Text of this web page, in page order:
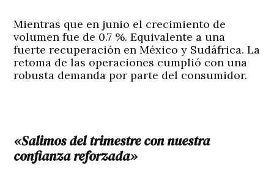
Mientras que en junio el crecimiento de
volumen fue de 0.7 %. Equivalente a una
fuerte recuperación en México y Sudáfrica. La
retoma de las operaciones cumplió con una
robusta demanda por parte del consumidor.
«Salimos del trimestre con nuestra
confianza reforzada»